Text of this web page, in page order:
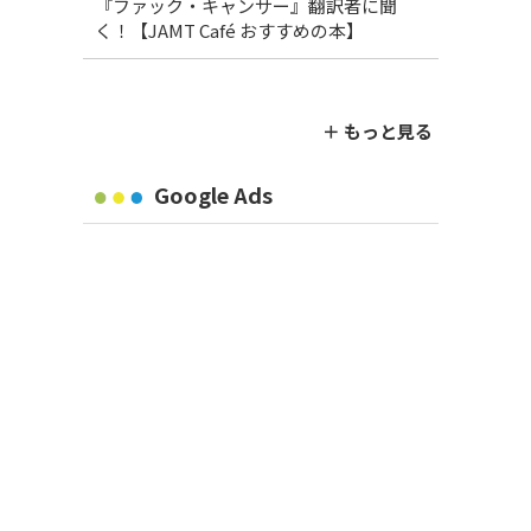
『ファック・キャンサー』翻訳者に聞
く！【JAMT Café おすすめの本】
＋ もっと見る
Google Ads